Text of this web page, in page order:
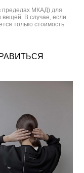
пределах МКАД) для
В случае, если
только стоимость